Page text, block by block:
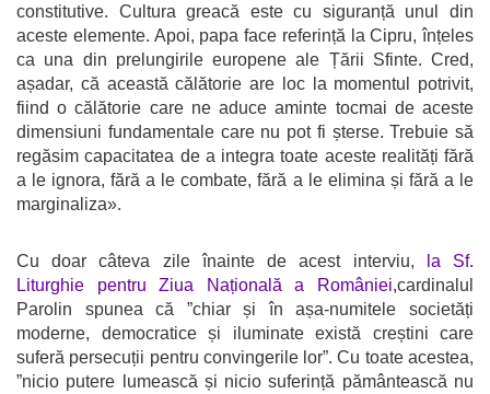
constitutive. Cultura greacă este cu siguranță unul din
aceste elemente. Apoi, papa face referință la Cipru, înțeles
ca una din prelungirile europene ale Țării Sfinte. Cred,
așadar, că această călătorie are loc la momentul potrivit,
fiind o călătorie care ne aduce aminte tocmai de aceste
dimensiuni fundamentale care nu pot fi șterse. Trebuie să
regăsim capacitatea de a integra toate aceste realități fără
a le ignora, fără a le combate, fără a le elimina și fără a le
marginaliza».
Cu doar câteva zile înainte de acest interviu,
la Sf.
Liturghie pentru Ziua Națională a României,cardinalul
Parolin spunea că ”chiar și în așa-numitele societăți
moderne, democratice și iluminate există creștini care
suferă persecuții pentru convingerile lor”. Cu toate acestea,
”nicio putere lumească și nicio suferință pământească nu